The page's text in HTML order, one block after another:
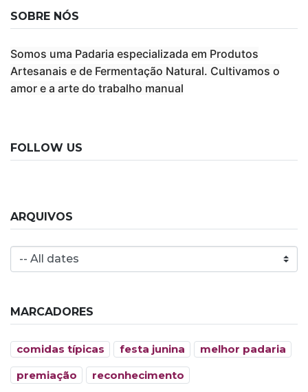
SOBRE NÓS
Somos uma Padaria especializada em Produtos
Artesanais e de Fermentação Natural. Cultivamos o
amor e a arte do trabalho manual
FOLLOW US
ARQUIVOS
MARCADORES
comidas típicas festa junina
melhor padaria
premiação
reconhecimento